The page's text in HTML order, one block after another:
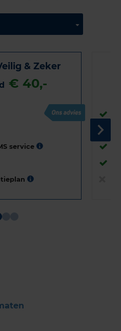
& Zeker
€ 40,-
service